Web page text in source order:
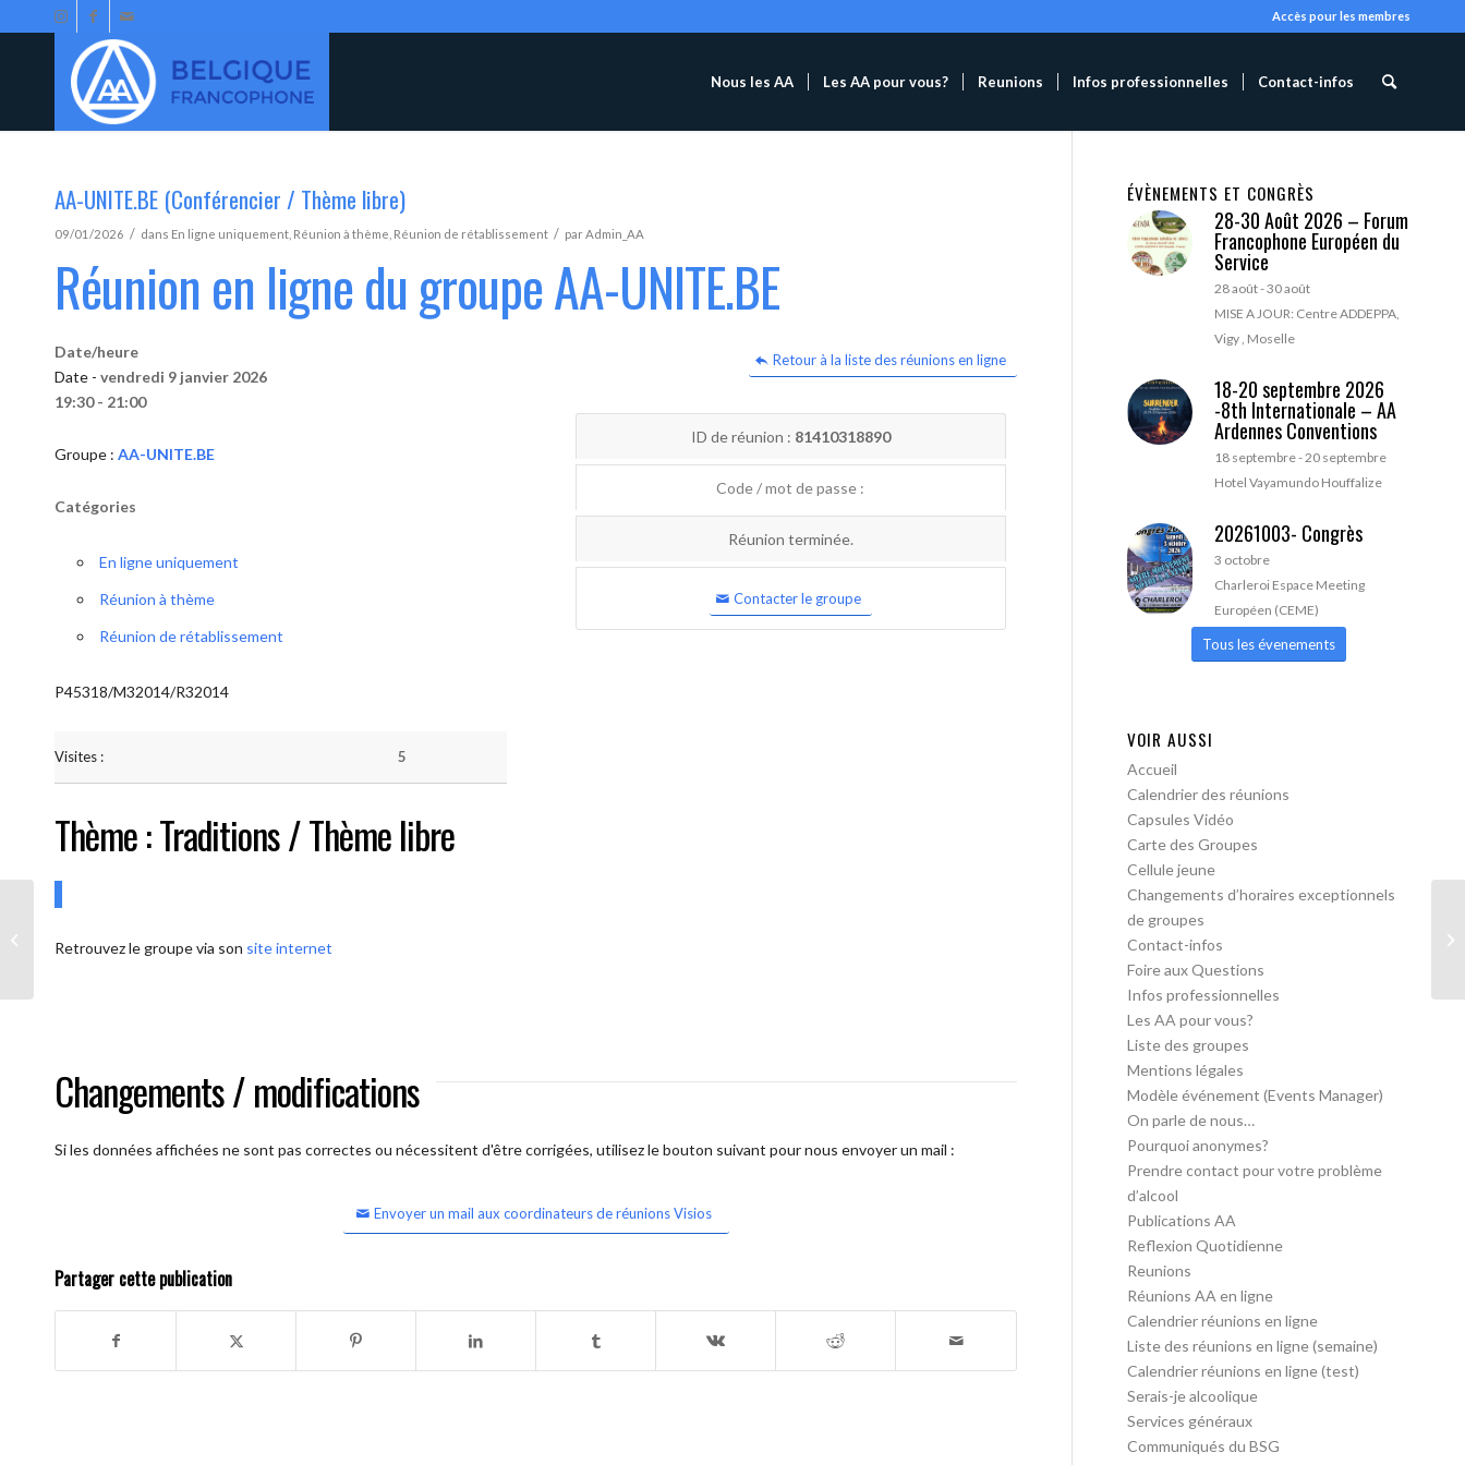
Accès pour les membres
Nous les AA Les AA pour vous? Reunions Infos professionnelles Contact-infos
AA-UNITE.BE (Conférencier / Thème libre)
09/01/2026 / dans En ligne uniquement Réunion à thème Réunion de rétablissement / parAdmin_AA
Réunion en ligne du groupe AA-UNITE.BE
Retour à la liste des réunions en ligne
Date/heure
Date - vendredi 9 janvier 2026
19:30 - 21:00
Groupe : AA-UNITE.BE
Catégories
En ligne uniquement
Réunion à thème
Réunion de rétablissement
P45318/M32014/R32014
Visites : 5
ID de réunion : 81410318890
Code / mot de passe :
Réunion terminée.
Contacter le groupe
Thème : Traditions / Thème libre
Retrouvez le groupe via son site internet
Changements / modifications
Si les données affichées ne sont pas correctes ou nécessitent d'être corrigées, utilisez le bouton suivant pour nous envoyer un mail :
Envoyer un mail aux coordinateurs de réunions Visios
Partager cette publication
ÉVÈNEMENTS ET CONGRÈS
28-30 Août 2026 – Forum
Francophone Européen du
Service
28 août-30 août
MISE A JOUR: Centre ADDEPPA,
Vigy , Moselle
18-20 septembre 2026
-8th Internationale – AA
Ardennes Conventions
18 septembre-20 septembre
Hotel Vayamundo Houffalize
20261003- Congrès
3 octobre
Charleroi Espace Meeting
Européen (CEME)
Tous les évenements
VOIR AUSSI
Accueil
Calendrier des réunions
Capsules Vidéo
Carte des Groupes
Cellule jeune
Changements d’horaires exceptionnels
de groupes
Contact-infos
Foire aux Questions
Infos professionnelles
Les AA pour vous?
Liste des groupes
Mentions légales
Modèle événement (Events Manager)
On parle de nous…
Pourquoi anonymes?
Prendre contact pour votre problème
d’alcool
Publications AA
Reflexion Quotidienne
Reunions
Réunions AA en ligne
Calendrier réunions en ligne
Liste des réunions en ligne (semaine)
Calendrier réunions en ligne (test)
Serais-je alcoolique
Services généraux
Communiqués du BSG
libre)